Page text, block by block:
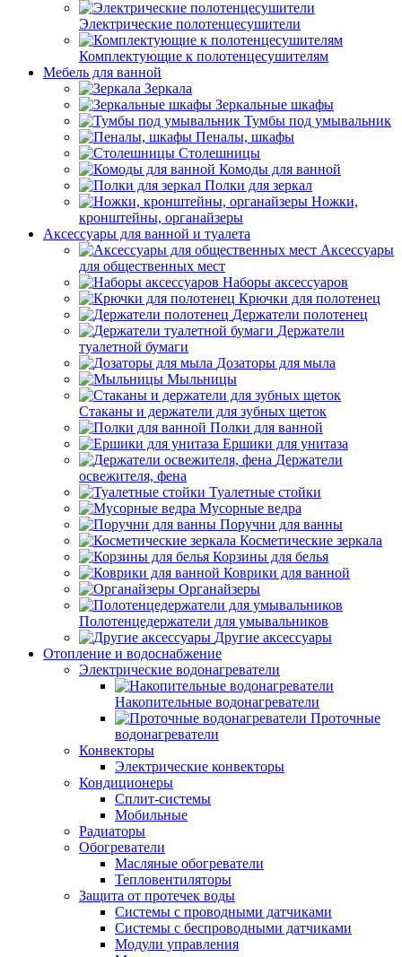
Электрические полотенцесушители
Комплектующие к полотенцесушителям
Мебель для ванной
Зеркала
Зеркальные шкафы
Тумбы под умывальник
Пеналы, шкафы
Столешницы
Комоды для ванной
Полки для зеркал
Ножки,
кронштейны, органайзеры
Аксессуары для ванной и туалета
Аксессуары
для общественных мест
Наборы аксессуаров
Крючки для полотенец
Держатели полотенец
Держатели
туалетной бумаги
Дозаторы для мыла
Мыльницы
Стаканы и держатели для зубных щеток
Полки для ванной
Ершики для унитаза
Держатели
освежителя, фена
Туалетные стойки
Мусорные ведра
Поручни для ванны
Косметические зеркала
Корзины для белья
Коврики для ванной
Органайзеры
Полотенцедержатели для умывальников
Другие аксессуары
Отопление и водоснабжение
Электрические водонагреватели
Накопительные водонагреватели
Проточные
водонагреватели
Конвекторы
Электрические конвекторы
Кондиционеры
Сплит-системы
Мобильные
Радиаторы
Обогреватели
Масляные обогреватели
Тепловентиляторы
Защита от протечек воды
Системы с проводными датчиками
Системы с беспроводными датчиками
Модули управления